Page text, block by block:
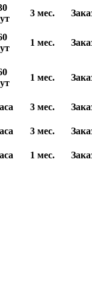
3 мес.
1 мес.
1 мес.
3 мес.
3 мес.
1 мес.